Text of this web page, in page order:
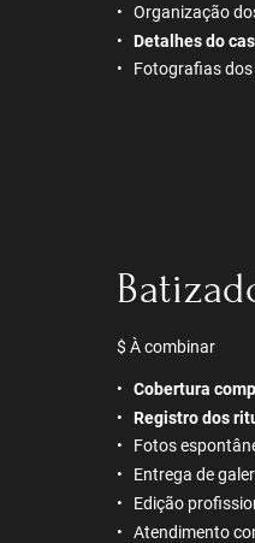
Organização
Detalhes do
Fotografias dos
$ À combinar
Cobertura
Registro dos
Fotos
Entrega de
Edição
Atendimento